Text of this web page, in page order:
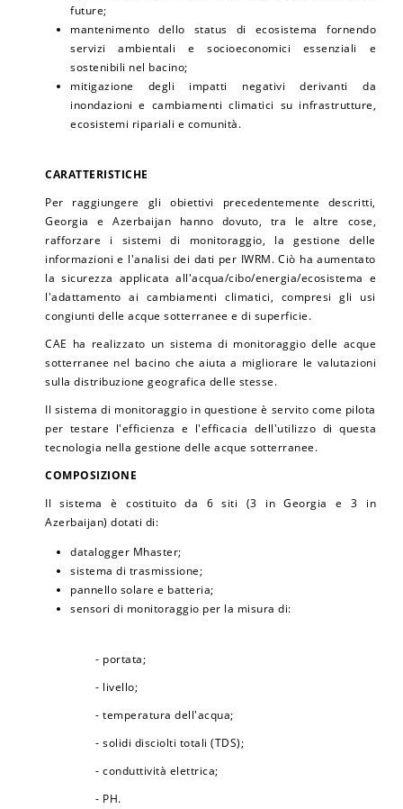
future;
mantenimento dello status di ecosistema fornendo
servizi ambientali e socioeconomici essenziali e
sostenibili nel bacino;
mitigazione degli impatti negativi derivanti da
inondazioni e cambiamenti climatici su infrastrutture,
ecosistemi ripariali e comunità.
CARATTERISTICHE
Per raggiungere gli obiettivi precedentemente descritti,
Georgia e Azerbaijan hanno dovuto, tra le altre cose,
rafforzare i sistemi di monitoraggio, la gestione delle
informazioni e l'analisi dei dati per IWRM. Ciò ha aumentato
la sicurezza applicata all'acqua/cibo/energia/ecosistema e
l'adattamento ai cambiamenti climatici, compresi gli usi
congiunti delle acque sotterranee e di superficie.
CAE ha realizzato un sistema di monitoraggio delle acque
sotterranee nel bacino che aiuta a migliorare le valutazioni
sulla distribuzione geografica delle stesse.
Il sistema di monitoraggio in questione è servito come pilota
per testare l'efficienza e l'efficacia dell'utilizzo di questa
tecnologia nella gestione delle acque sotterranee.
COMPOSIZIONE
Il sistema è costituito da 6 siti (3 in Georgia e 3 in
Azerbaijan) dotati di:
datalogger Mhaster;
sistema di trasmissione;
pannello solare e batteria;
sensori di monitoraggio per la misura di:
- portata;
- livello;
- temperatura dell'acqua;
- solidi disciolti totali (TDS);
- conduttività elettrica;
- PH.